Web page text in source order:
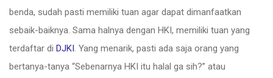
benda, sudah pasti memiliki tuan agar dapat dimanfaatkan
sebaik-baiknya. Sama halnya dengan HKI, memiliki tuan yang
terdaftar di DJKI. Yang menarik, pasti ada saja orang yang
bertanya-tanya “Sebenarnya HKI itu halal ga sih?” atau